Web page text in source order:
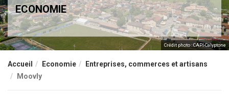
ECONOMIE
.
Crédit photo : CAPI-Calyptone
Accueil Economie
Entreprises, commerces et artisans
Moovly